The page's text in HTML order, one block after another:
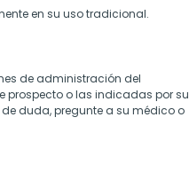
en su uso tradicional.
de administración del
prospecto o las indicadas por su
duda, pregunte a su médico o